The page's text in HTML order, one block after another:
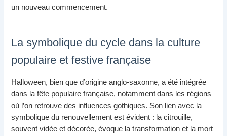
un nouveau commencement.
La symbolique du cycle dans la culture
populaire et festive française
Halloween, bien que d’origine anglo-saxonne, a été intégrée
dans la fête populaire française, notamment dans les régions
où l’on retrouve des influences gothiques. Son lien avec la
symbolique du renouvellement est évident : la citrouille,
souvent vidée et décorée, évoque la transformation et la mort